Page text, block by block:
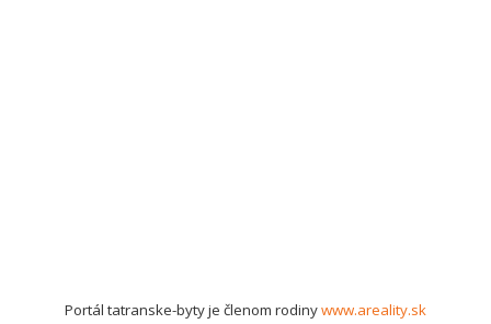
Portál tatranske-byty je členom rodinywww.areality.sk